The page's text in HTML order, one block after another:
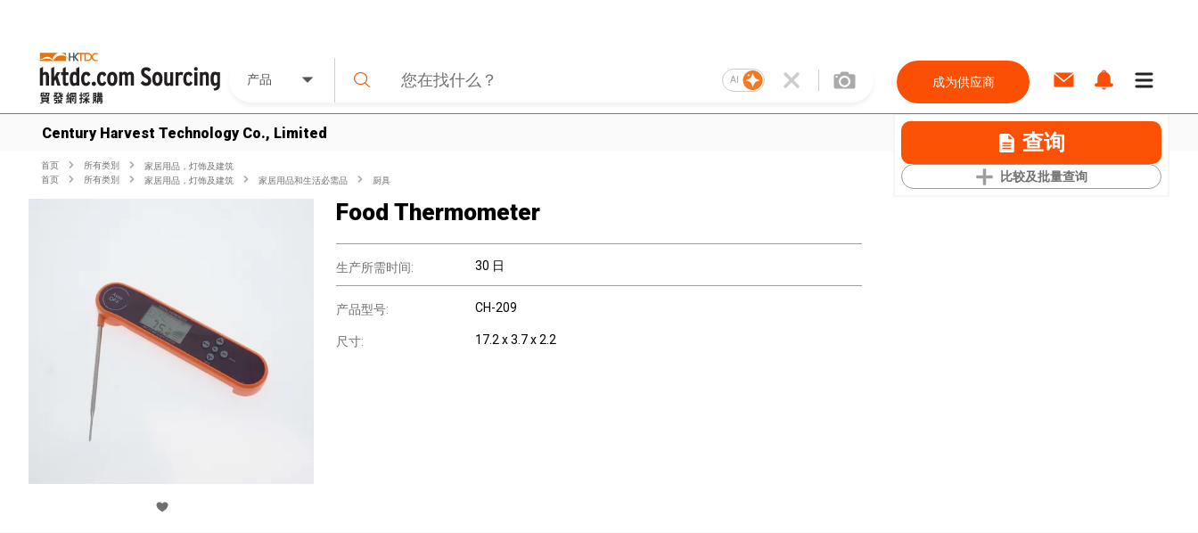
产品 AI 成为供应商
Century Harvest Technology Co., Limited 查询
比较及批量查询
首页 所有类別
家居用品，灯饰及建筑
首页
所有类別 家居用品，灯饰及建筑 家居用品和生活必需品 厨具
Food Thermometer
生产所需时间: 30 日
产品型号: CH-209
尺寸: 17.2 x 3.7 x 2.2